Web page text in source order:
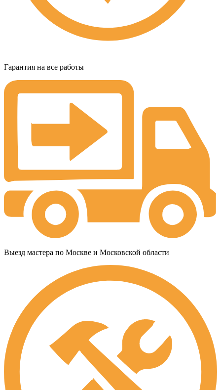
Гарантия на все работы
Выезд мастера по Москве и Московской области